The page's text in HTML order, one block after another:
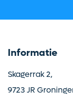
Informatie
Skagerrak 2,
9723 JR